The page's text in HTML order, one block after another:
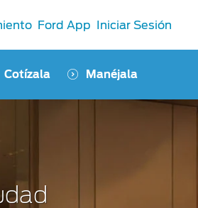
Ford App Iniciar Sesión
Cotízala Manéjala